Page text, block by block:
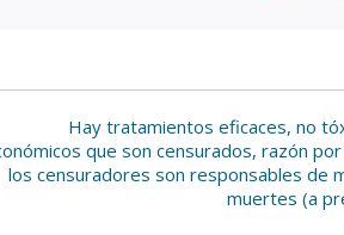
Hay tratamientos eficaces, no
que son censurados, razón
los censuradores son responsables de
muertes (a